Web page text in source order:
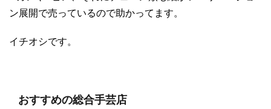
ン展開で売っているので助かってます。
イチオシです。
おすすめの総合手芸店